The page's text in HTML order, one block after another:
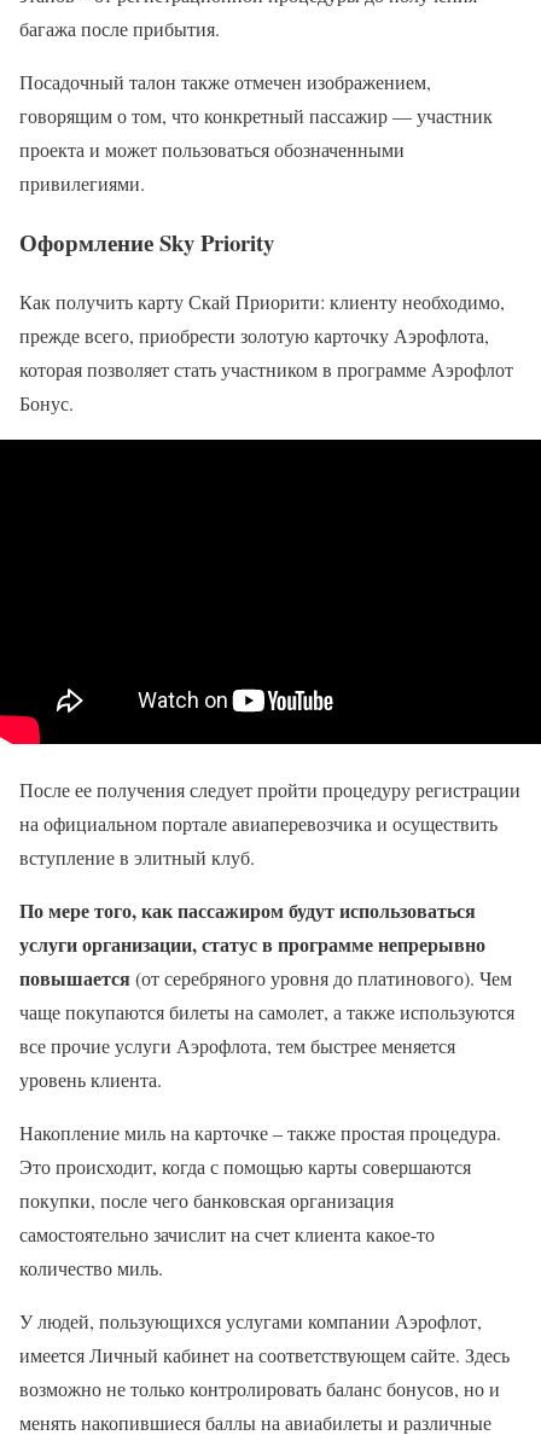
багажа после прибытия.
Посадочный талон также отмечен изображением,
говорящим о том, что конкретный пассажир — участник
проекта и может пользоваться обозначенными
привилегиями.
Оформление Sky Priority
Как получить карту Скай Приорити: клиенту необходимо,
прежде всего, приобрести золотую карточку Аэрофлота,
которая позволяет стать участником в программе Аэрофлот
Бонус.
После ее получения следует пройти процедуру регистрации
на официальном портале авиаперевозчика и осуществить
вступление в элитный клуб.
По мере того, как пассажиром будут использоваться
услуги организации, статус в программе непрерывно
повышается(от серебряного уровня до платинового). Чем
чаще покупаются билеты на самолет, а также используются
все прочие услуги Аэрофлота, тем быстрее меняется
уровень клиента.
Накопление миль на карточке – также простая процедура.
Это происходит, когда с помощью карты совершаются
покупки, после чего банковская организация
самостоятельно зачислит на счет клиента какое-то
количество миль.
У людей, пользующихся услугами компании Аэрофлот,
имеется Личный кабинет на соответствующем сайте. Здесь
возможно не только контролировать баланс бонусов, но и
менять накопившиеся баллы на авиабилеты и различные